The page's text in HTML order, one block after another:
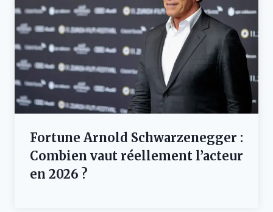
Fortune Arnold Schwarzenegger :
Combien vaut réellement l’acteur
en 2026 ?